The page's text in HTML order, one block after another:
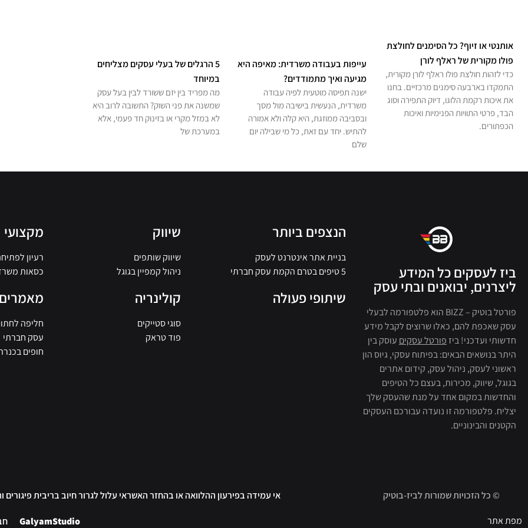
אותנטי או זיוף? כל הסימנים לחולצת
פולו מקורית של ראלף לורן
כדי לזהות חולצת פולו ראלף לורן מקורית,
התמקדו בארבעה סימנים מרכזיים. בחנו
את איכות רקמת הלוגו, דיוק התפירה וסוג
הבד, פרטי התוויות הפנימיות ואיכות
הכפתורים.
עייפות בעבודה משרדית: מאיפה היא
מגיעה ואיך מתמודדים?
ישנה תפיסה מוטעית לפיה עבודה
משרדית, הנעשית בישיבה מול מסך
ובסביבה ממוזגת, היא קלה ולא אמורה
להתיש. יחד עם זאת, כל מי שבילה יום
שלם
5 הרגלים של בעלי עסקים מצליחים
במיוחד
מה מפריד בין יזם ששורד לבין בעל עסק
שמשנה את פני השוק? התשובה לרוב היא
לא במזל מקרי או בזינוק חד פעמי, אלא
במערכת של
ביז לעסקים כל המידע
ליצרנים, יבואנים ובתי עסק
פורטל בוטיק – BIZZ הוא פלטפורמה לבעלי
עסק שאכפת להם, כאלו שרוצים לקבל מידע
חדשותי ועדכני! ביז פורטל עסקים עוסק בין
היתר בנושאים הבאים: בפיתוח עסקי, גיוס הון
ראשוני לעסק, ניהול עסק, קידום אתרים
בגוגל, שיווק, מכירות, בעצם כל הטיפים
והחדשות במקום אחד על מנת שהעסק שלך
יצליח. פלטפורמה זו נועדה עבורכם העסקים
הקטנים והבינוניים.
הנצפים ביותר
בניית אתר אינטרנט לעסק
5 טיפים בטרם הקמת עסק חברתי
שיתופי פעולה
שיווק
שיווק שותפים
ניהול קמפיין בגוגל
קולינריה
סוגי סטייקים
פוד טראק
מקצועי
רעיון
כסאות
מאמרים
חליפה
עסק חברתי
חופים
© כל הזכויות שמורות לביז-בוטיק אי עמידה בפירעון ההלוואה או בהחזר האשראי עלול לגרור חיוב בריבית פיגורים
מפת אתר GalyamStudio